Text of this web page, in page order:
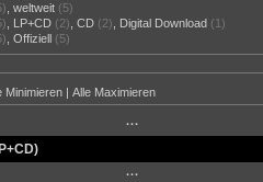
,weltweit (5)
LP+CD (2) ,CD (2) Digital Download (1)
,Offiziell (5)
Minimieren |Alle Maximieren
···
···